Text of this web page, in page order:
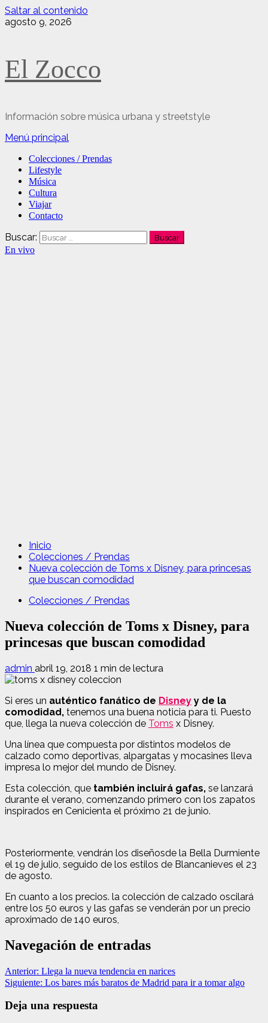
Saltar al contenido
agosto 9, 2026
El Zocco
Información sobre música urbana y streetstyle
Menú principal
Colecciones / Prendas
Lifestyle
Música
Cultura
Viajar
Contacto
Buscar:
En vivo
Inicio
Colecciones / Prendas
Nueva colección de Toms x Disney, para princesas
que buscan comodidad
Colecciones / Prendas
Nueva colección de Toms x Disney, para
princesas que buscan comodidad
admin abril 19, 2018 1 min de lectura
Si eres un auténtico fanático de Disney y de la
comodidad, tenemos una buena noticia para ti. Puesto
que, llega la nueva colección de Toms x Disney.
Una línea que compuesta por distintos modelos de
calzado como deportivas, alpargatas y mocasines lleva
impresa lo mejor del mundo de Disney.
Esta colección, que también incluirá gafas, se lanzará
durante el verano, comenzando primero con los zapatos
inspirados en Cenicienta el próximo 21 de junio.
Posteriormente, vendrán los diseñosde la Bella Durmiente
el 19 de julio, seguido de los estilos de Blancanieves el 23
de agosto.
En cuanto a los precios. la colección de calzado oscilará
entre los 50 euros y las gafas se venderán por un precio
aproximado de 140 euros,
Navegación de entradas
Anterior: Llega la nueva tendencia en narices
Siguiente: Los bares más baratos de Madrid para ir a tomar algo
Deja una respuesta